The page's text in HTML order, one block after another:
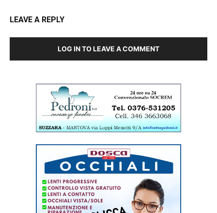
LEAVE A REPLY
LOG IN TO LEAVE A COMMENT